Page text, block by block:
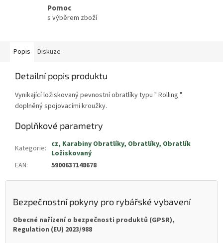
Pomoc
s výběrem zboží
Popis Diskuze
Detailní popis produktu
Vynikající ložiskovaný pevnostní obratlíky typu " Rolling "
doplněný spojovacími kroužky.
Doplňkové parametry
Kategorie: cz, Karabiny Obratlíky, Obratlíky, Obratlík
Ložiskovaný
EAN: 5900637148678
Bezpečnostní pokyny pro rybářské vybavení
Obecné nařízení o bezpečnosti produktů (GPSR),
Regulation (EU) 2023/988